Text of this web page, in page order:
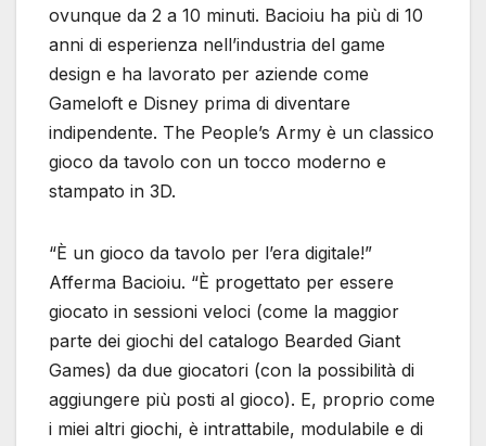
ovunque da 2 a 10 minuti. Bacioiu ha più di 10
anni di esperienza nell’industria del game
design e ha lavorato per aziende come
Gameloft e Disney prima di diventare
indipendente. The People’s Army è un classico
gioco da tavolo con un tocco moderno e
stampato in 3D.
“È un gioco da tavolo per l’era digitale!”
Afferma Bacioiu. “È progettato per essere
giocato in sessioni veloci (come la maggior
parte dei giochi del catalogo Bearded Giant
Games) da due giocatori (con la possibilità di
aggiungere più posti al gioco). E, proprio come
i miei altri giochi, è intrattabile, modulabile e di